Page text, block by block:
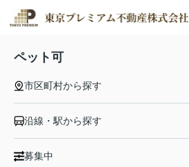
ペット可
市区町村から探す
沿線・駅から探す
募集中